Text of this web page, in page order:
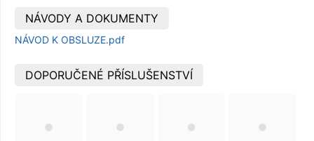
NÁVODY A DOKUMENTY
NÁVOD K OBSLUZE.pdf
DOPORUČENÉ PŘÍSLUŠENSTVÍ